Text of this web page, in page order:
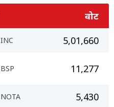
वोट
INC 5,01,660
BSP 11,277
NOTA 5,430